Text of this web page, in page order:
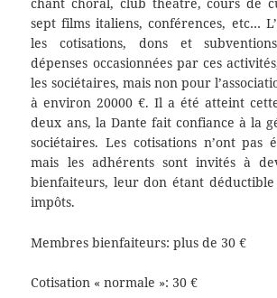
chant choral, club théâtre, cours de
sept films italiens, conférences, etc…
les cotisations, dons et
dépenses occasionnées par ces
les sociétaires, mais non pour
à environ 20000 €. Il a été atteint
deux ans, la Dante fait confiance à la
sociétaires. Les cotisations n’ont pas
mais les adhérents sont invités à
bienfaiteurs, leur don étant
impôts.
Membres bienfaiteurs: plus de 30 €
Cotisation « normale »: 30 €